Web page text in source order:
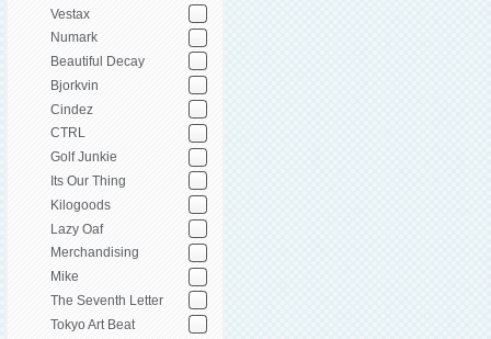
Vestax
Numark
Beautiful Decay
Bjorkvin
Cindez
CTRL
Golf Junkie
Its Our Thing
Kilogoods
Lazy Oaf
Merchandising
Mike
The Seventh Letter
Tokyo Art Beat